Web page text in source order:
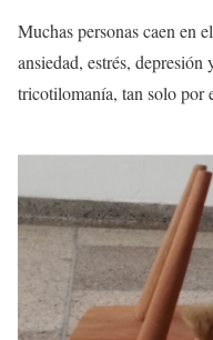
Muchas personas caen en
ansiedad, estrés,
tricotilomanía, tan solo por